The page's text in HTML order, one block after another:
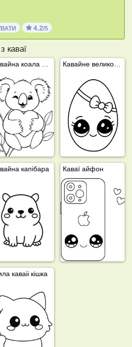
4.2/5
каваї
капібара Каваї айфон
каваіі кішка